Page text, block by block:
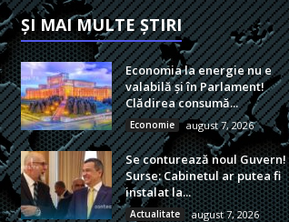
ȘI MAI MULTE ȘTIRI
Economia la energie nu e
valabilă și în Parlament!
Clădirea consumă...
Economie august 7, 2026
Se conturează noul Guvern!
Surse: Cabinetul ar putea fi
instalat la...
Actualitate august 7, 2026